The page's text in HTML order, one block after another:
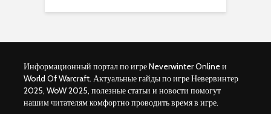
Информационный портал по игре Neverwinter Online и
World Of Warcraft. Актуальные гайды по игре Невервинтер
2025, WoW 2025, полезные статьи и новости помогут
нашим читателям комфортно проводить время в игре.